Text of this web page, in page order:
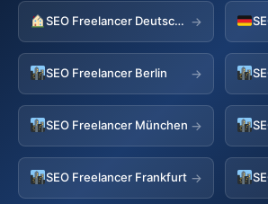
SEO Freelancer Deutschland →
SEO Freelancer Berlin →
SEO Freelancer München →
SEO Freelancer Frankfurt →